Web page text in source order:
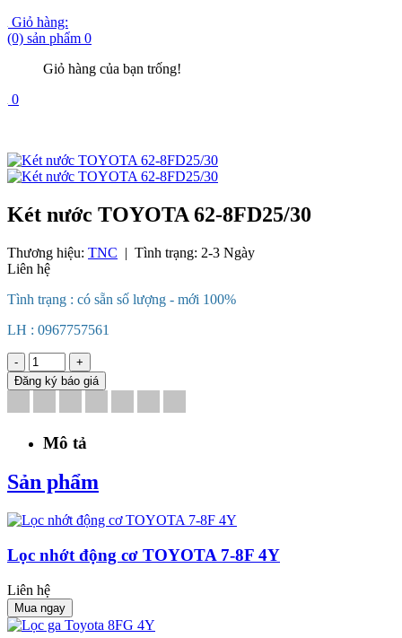
Giỏ hàng:
(0) sản phẩm 0
Giỏ hàng của bạn trống!
0
Két nước TOYOTA 62-8FD25/30
Thương hiệu: TNC | Tình trạng: 2-3 Ngày
Liên hệ
Tình trạng : có sẵn số lượng - mới 100%
LH : 0967757561
-
+
Đăng ký báo giá
Mô tả
Sản phẩm
Lọc nhớt động cơ TOYOTA 7-8F 4Y
Liên hệ
Mua ngay